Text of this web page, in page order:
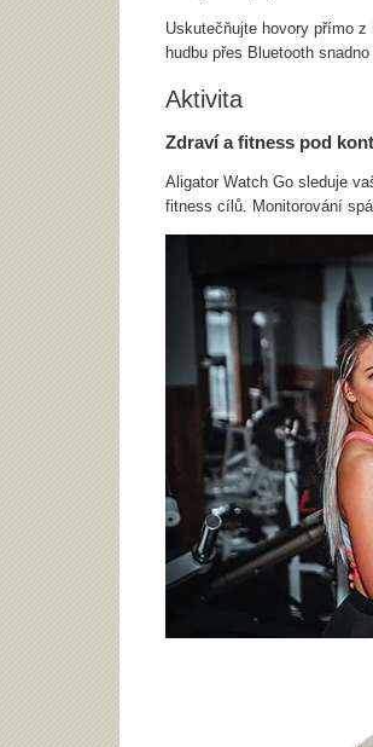
Uskutečňujte hovory přímo
hudbu přes Bluetooth
Aktivita
Zdraví a fitness pod
Aligator Watch Go sleduje
fitness cílů. Monitorování